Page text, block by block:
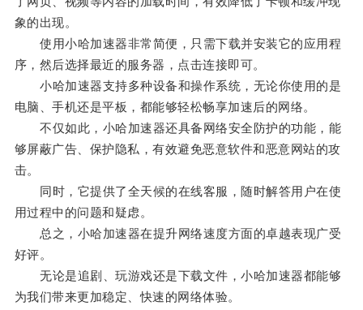
象的出现。
使用小哈加速器非常简便，只需下载并安装它的应用程
序，然后选择最近的服务器，点击连接即可。
小哈加速器支持多种设备和操作系统，无论你使用的是
电脑、手机还是平板，都能够轻松畅享加速后的网络。
不仅如此，小哈加速器还具备网络安全防护的功能，能
够屏蔽广告、保护隐私，有效避免恶意软件和恶意网站的攻
击。
同时，它提供了全天候的在线客服，随时解答用户在使
用过程中的问题和疑虑。
总之，小哈加速器在提升网络速度方面的卓越表现广受
好评。
无论是追剧、玩游戏还是下载文件，小哈加速器都能够
为我们带来更加稳定、快速的网络体验。